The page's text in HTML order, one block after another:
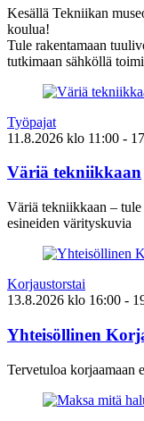
Kesällä Tekniikan
koulua!
Tule rakentamaan
tutkimaan sähköllä
Työpajat
11.8.2026 klo 11:00 -
Väriä tekniikkaan
Väriä tekniikkaan –
esineiden värityskuvia
Korjaustorstai
13.8.2026 klo 16:00 -
Yhteisöllinen
Tervetuloa korjaamaan